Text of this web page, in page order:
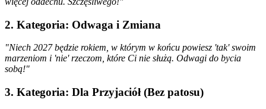
2. Kategoria: Odwaga i Zmiana
"Niech 2027 będzie rokiem, w którym w końcu powiesz 'tak' swoim
marzeniom i 'nie' rzeczom, które Ci nie służą. Odwagi do bycia
sobą!"
3. Kategoria: Dla Przyjaciół (Bez patosu)